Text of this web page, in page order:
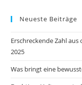
Neueste Beiträge
Erschreckende Zahl
2025
Was bringt eine